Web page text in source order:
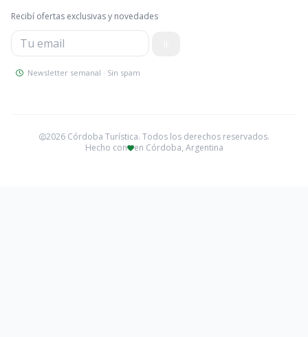
Recibí ofertas exclusivas y novedades
Newsletter semanal · Sin spam
2026 Córdoba Turística. Todos los derechos reservados.
Hecho con
en Córdoba, Argentina